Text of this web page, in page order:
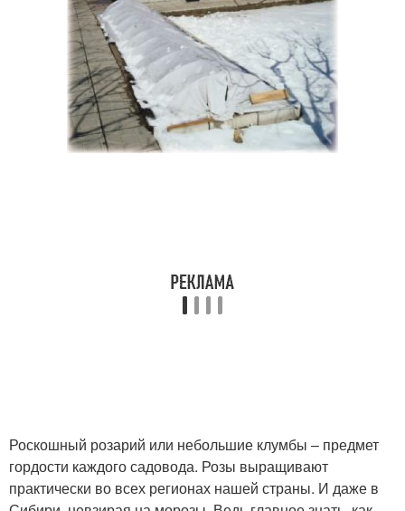
Роскошный розарий или небольшие клумбы – предмет
гордости каждого садовода. Розы выращивают
практически во всех регионах нашей страны. И даже в